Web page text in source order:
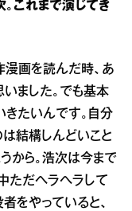
これまで演じてき
漫画を読んだ時、あ
ました。でも基本
きたいんです。自分
は結構しんどいこと
から。浩次は今まで
ただヘラヘラして
者をやっていると、